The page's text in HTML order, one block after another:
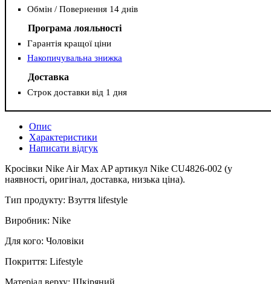
Обмін / Повернення 14 днів
Програма лояльності
Гарантія кращої ціни
Накопичувальна знижка
Доставка
Строк доставки від 1 дня
Опис
Характеристики
Написати відгук
Кросівки Nike Air Max AP артикул Nike CU4826-002 (у
наявності, оригінал, доставка, низька ціна).
Тип продукту: Взуття lifestyle
Виробник: Nike
Для кого: Чоловіки
Покриття: Lifestyle